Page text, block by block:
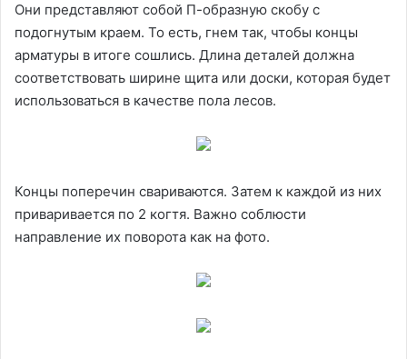
Они представляют собой П-образную скобу с
подогнутым краем. То есть, гнем так, чтобы концы
арматуры в итоге сошлись. Длина деталей должна
соответствовать ширине щита или доски, которая будет
использоваться в качестве пола лесов.
Концы поперечин свариваются. Затем к каждой из них
приваривается по 2 когтя. Важно соблюсти
направление их поворота как на фото.